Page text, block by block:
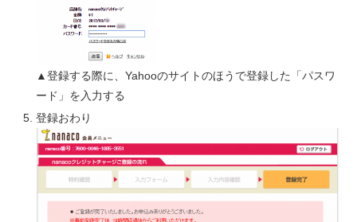
▲登録する際に、Yahooのサイトのほうで登録した「パスワ
ード」を入力する
登録おわり